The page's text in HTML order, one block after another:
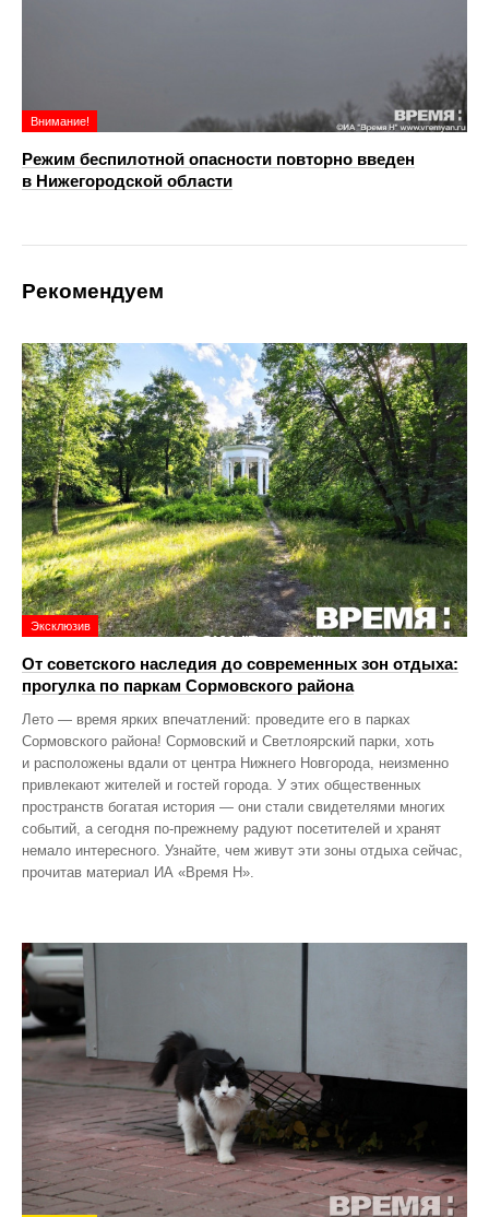
Внимание!
Режим беспилотной опасности повторно введен
в Нижегородской области
Рекомендуем
Эксклюзив
От советского наследия до современных зон отдыха:
прогулка по паркам Сормовского района
Лето — время ярких впечатлений: проведите его в парках
Сормовского района! Сормовский и Светлоярский парки, хоть
и расположены вдали от центра Нижнего Новгорода, неизменно
привлекают жителей и гостей города. У этих общественных
пространств богатая история — они стали свидетелями многих
событий, а сегодня по‑прежнему радуют посетителей и хранят
немало интересного. Узнайте, чем живут эти зоны отдыха сейчас,
прочитав материал ИА «Время Н».